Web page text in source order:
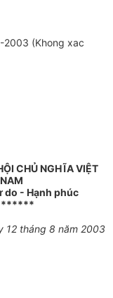
2003 (Khong xac
CHỦ NGHĨA VIỆT
NAM
do - Hạnh phúc
12 tháng 8 năm 2003